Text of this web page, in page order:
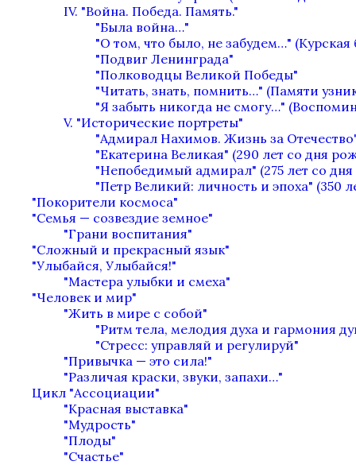
IV. "Война. Победа. Память."
"Была война…"
"О том, что было, не забудем…" (Курская
"Подвиг Ленинграда"
"Полководцы Великой Победы"
"Читать, знать, помнить…" (Памяти
"Я забыть никогда не смогу…"
V. "Исторические портреты"
"Адмирал Нахимов. Жизнь за
"Екатерина Великая" (290 лет со дня
"Непобедимый адмирал" (275 лет со
"Петр Великий: личность и эпоха" (350
"Покорители космоса"
"Семья — созвездие земное"
"Грани воспитания"
"Сложный и прекрасный язык"
"Улыбайся, Улыбайся!"
"Мастера улыбки и смеха"
"Человек и мир"
"Жить в мире с собой"
"Ритм тела, мелодия духа и гармония
"Стресс: управляй и регулируй"
"Привычка — это сила!"
"Различая краски, звуки, запахи…"
Цикл "Ассоциации"
"Красная выставка"
"Мудрость"
"Плоды"
"Счастье"